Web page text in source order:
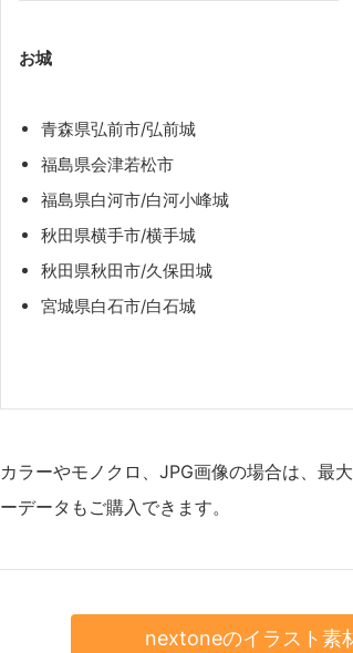
お城
青森県弘前市/弘前城
福島県会津若松市
福島県白河市/白河小峰城
秋田県横手市/横手城
秋田県秋田市/久保田城
宮城県白石市/白石城
カラーやモノクロ、JPG画像の場合は、最
ーデータもご購入できます。
nextoneのイラスト素